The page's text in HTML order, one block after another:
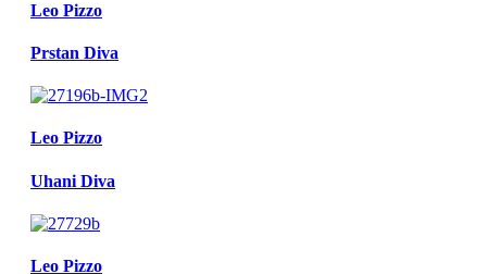
Leo Pizzo
Prstan Diva
Leo Pizzo
Uhani Diva
Leo Pizzo